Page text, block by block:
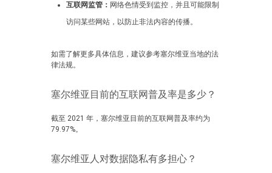
互联网监管： 网络色情受到监控，并且可能限制
访问某些网站，以防止非法内容的传播。
如需了解更多具体信息，建议参考塞尔维亚当地的法
律法规。
塞尔维亚目前的互联网普及率是多少？
截至 2021 年，塞尔维亚目前的互联网普及率约为
79.97%。
塞尔维亚人对数据隐私有多担心？